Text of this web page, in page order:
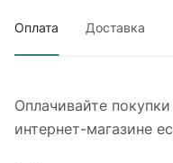
Оплата Доставка
Оплачивайте
интернет-магазине